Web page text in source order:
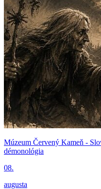
Múzeum Červený Kameň -
démonológia
08.
augusta